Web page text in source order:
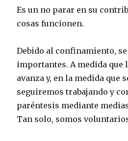
Es un no parar en su
cosas funcionen.
Debido al confinamiento,
importantes. A medida que
avanza y, en la medida que
seguiremos trabajando y
paréntesis mediante
Tan solo, somos